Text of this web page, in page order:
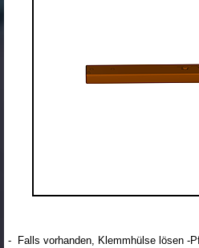
- Falls vorhanden, Klemmhülse lösen -